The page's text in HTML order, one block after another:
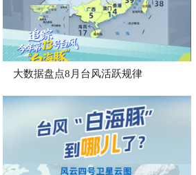
大数据盘点8月台风活跃规律